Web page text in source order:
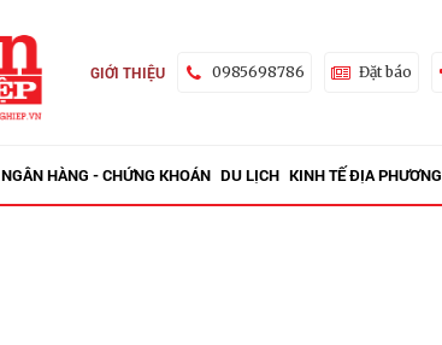
GIỚI THIỆU 0985698786 Đặt báo
NGÂN HÀNG - CHỨNG KHOÁN DU LỊCH KINH TẾ ĐỊA PHƯƠNG